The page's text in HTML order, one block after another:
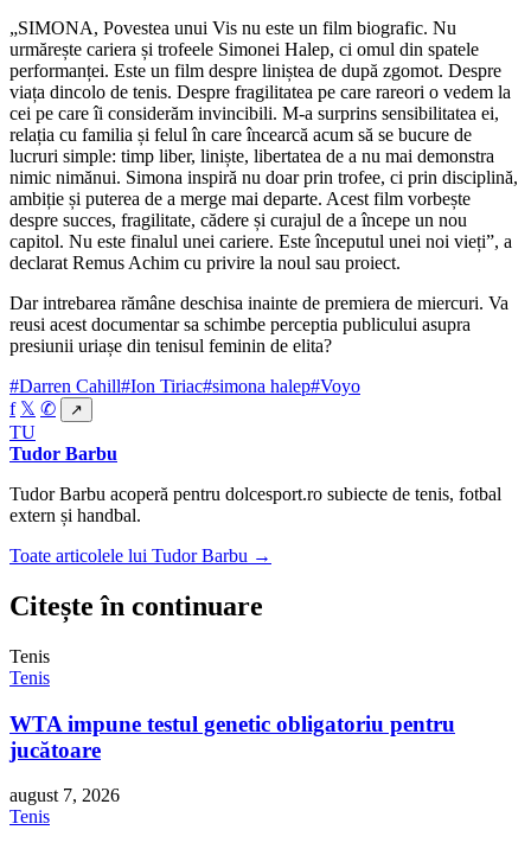
„SIMONA, Povestea unui Vis nu este un film biografic. Nu
urmărește cariera și trofeele Simonei Halep, ci omul din spatele
performanței. Este un film despre liniștea de după zgomot. Despre
viața dincolo de tenis. Despre fragilitatea pe care rareori o vedem la
cei pe care îi considerăm invincibili. M-a surprins sensibilitatea ei,
relația cu familia și felul în care încearcă acum să se bucure de
lucruri simple: timp liber, liniște, libertatea de a nu mai demonstra
nimic nimănui. Simona inspiră nu doar prin trofee, ci prin disciplină,
ambiție și puterea de a merge mai departe. Acest film vorbește
despre succes, fragilitate, cădere și curajul de a începe un nou
capitol. Nu este finalul unei cariere. Este începutul unei noi vieți”, a
declarat Remus Achim cu privire la noul sau proiect.
Dar intrebarea rămâne deschisa inainte de premiera de miercuri. Va
reusi acest documentar sa schimbe perceptia publicului asupra
presiunii uriașe din tenisul feminin de elita?
#Darren Cahill#Ion Tiriac#simona halep#Voyo
f 𝕏 ✆ ↗
TU
Tudor Barbu
Tudor Barbu acoperă pentru dolcesport.ro subiecte de tenis, fotbal
extern și handbal.
Toate articolele lui Tudor Barbu →
Citește în continuare
Tenis
Tenis
WTA impune testul genetic obligatoriu pentru
jucătoare
august 7, 2026
Tenis